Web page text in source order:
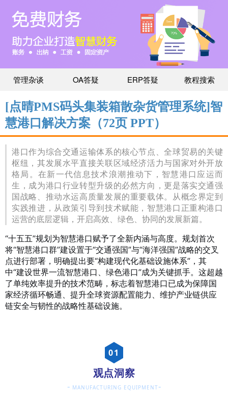
管理杂谈 OA答疑 ERP答疑 教程搜索
[点晴PMS码头集装箱散杂货管理系统]智
慧港口解决方案（72页 PPT）
港口作为综合交通运输体系的核心节点、全球贸易的关键
枢纽，其发展水平直接关联区域经济活力与国家对外开放
格局。在新一代信息技术浪潮推动下，智慧港口应运而
生，成为港口行业转型升级的必然方向，更是落实交通强
国战略、推动水运高质量发展的重要载体。从概念界定到
实践推进，从政策引导到技术赋能，智慧港口正重构港口
运营的底层逻辑，开启高效、绿色、协同的发展新篇。
“十五五”规划为智慧港口赋予了全新内涵与高度。规划首次
将“智慧港口群”建设置于“交通强国”与“海洋强国”战略的交叉
点进行部署，明确提出要“构建现代化基础设施体系”，其
中“建设世界一流智慧港口、绿色港口”成为关键抓手。这超越
了单纯效率提升的技术范畴，标志着智慧港口已成为保障国
家经济循环畅通、提升全球资源配置能力、维护产业链供应
链安全与韧性的战略性基础设施。
01
观点洞察
- MANUFACTURING EQUIPMENT-